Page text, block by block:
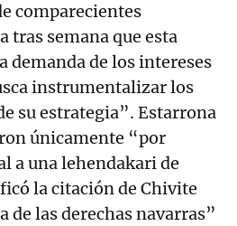
comparecientes
tras semana que esta
demanda de los intereses
instrumentalizar los
su estrategia”. Estarrona
únicamente “por
a una lehendakari de
la citación de Chivite
de las derechas navarras”